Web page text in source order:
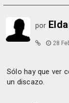
por
28
Sólo hay que ver
un discazo.